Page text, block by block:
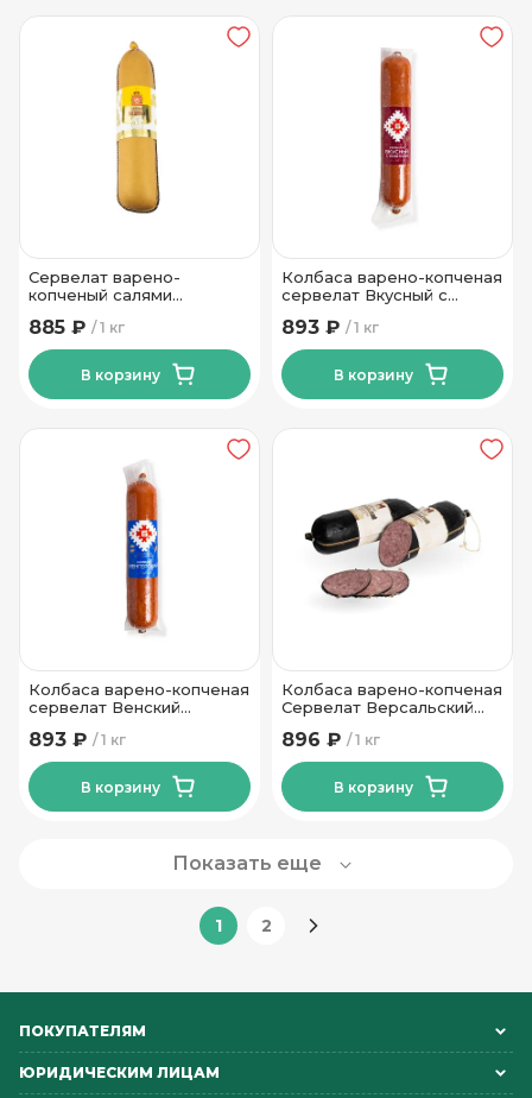
Сервелат варено-
копченый салями
1 кг
885 ₽
В корзину
Колбаса варено-копченая
сервелат Вкусный с
1 кг
893 ₽
В корзину
Колбаса варено-копченая
сервелат Венский
1 кг
893 ₽
В корзину
Колбаса варено-копченая
Сервелат Версальский
МК
1 кг
896 ₽
В корзину
Показать еще
1 2
ПОКУПАТЕЛЯМ
ЮРИДИЧЕСКИМ ЛИЦАМ